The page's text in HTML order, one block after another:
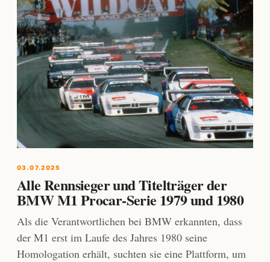
03.07.2025
Alle Rennsieger und Titelträger der
BMW M1 Procar-Serie 1979 und 1980
Als die Verantwortlichen bei BMW erkannten, dass
der M1 erst im Laufe des Jahres 1980 seine
Homologation erhält, suchten sie eine Plattform, um